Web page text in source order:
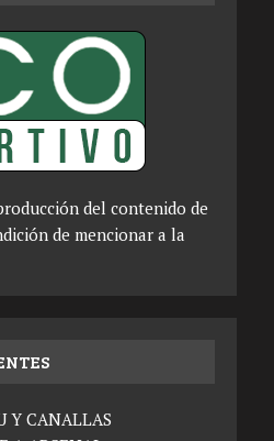
del contenido de
de mencionar a la
Y CANALLAS